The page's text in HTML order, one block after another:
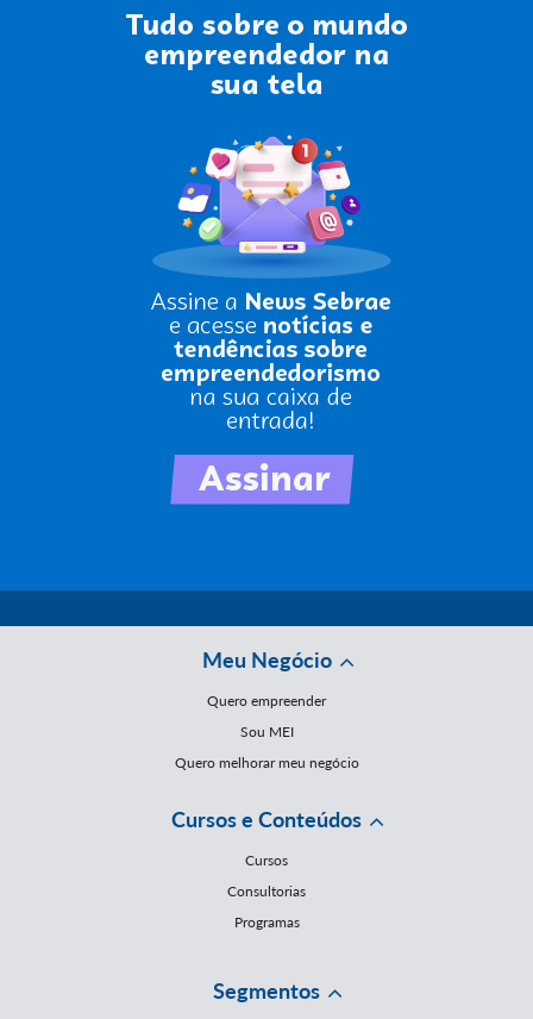
Meu Negócio
Quero empreender
Sou MEI
Quero melhorar meu negócio
Cursos e Conteúdos
Cursos
Consultorias
Programas
Segmentos